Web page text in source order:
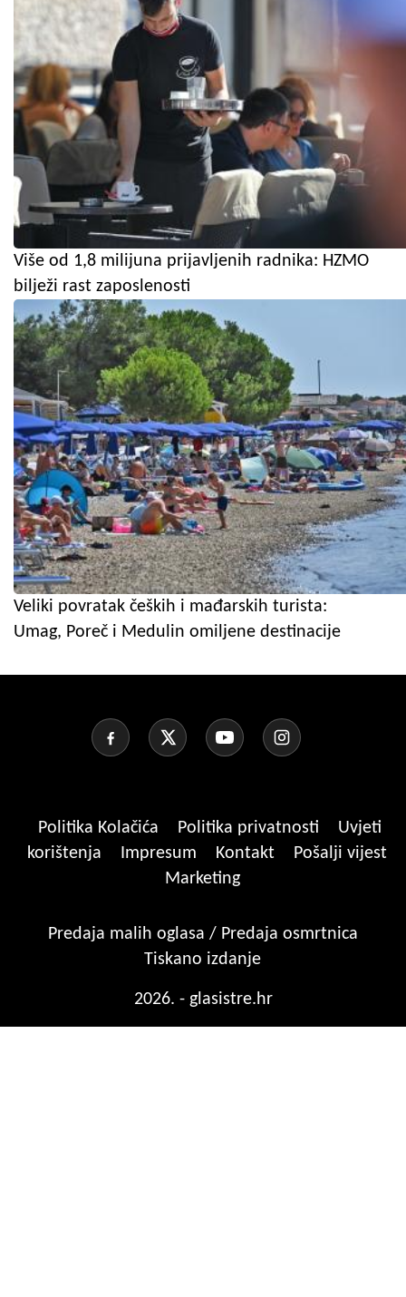
Više od 1,8 milijuna prijavljenih radnika: HZMO
bilježi rast zaposlenosti
Veliki povratak čeških i mađarskih turista:
Umag, Poreč i Medulin omiljene destinacije
Politika Kolačića Politika privatnosti
Uvjeti
korištenja
Impresum Kontakt
Pošalji vijest
Marketing
Predaja malih oglasa / Predaja osmrtnica
Tiskano izdanje
2026. - glasistre.hr